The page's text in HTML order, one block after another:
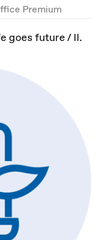
Premium
goes future / II.